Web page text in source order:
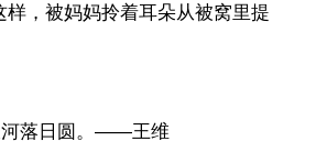
样，被妈妈拎着耳朵从被窝里提
落日圆。——王维